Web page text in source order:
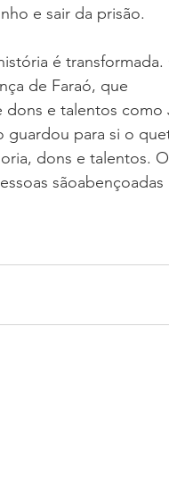
e sair da prisão.
é transformada.
de Faraó, que
e talentos como
para si o
dons e talentos.